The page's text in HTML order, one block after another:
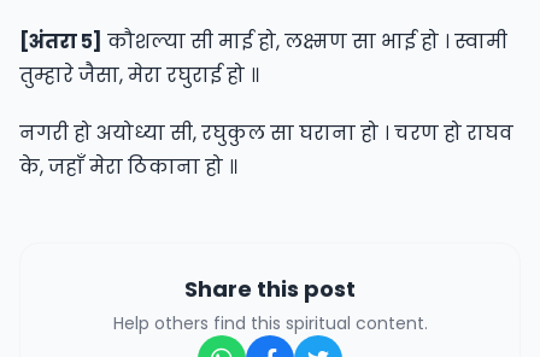
[अंतरा ५] कौशल्या सी माई हो, लक्ष्मण सा भाई हो । स्वामी
तुम्हारे जैसा, मेरा रघुराई हो ॥
नगरी हो अयोध्या सी, रघुकुल सा घराना हो । चरण हो राघव
के, जहाँ मेरा ठिकाना हो ॥
Share this post
Help others find this spiritual content.